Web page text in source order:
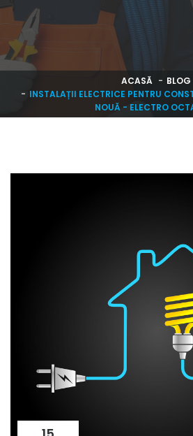
ACASĂ
BLOG
INSTALAȚII ELECTRICE PENTRU
NOUĂ - ELECTRO